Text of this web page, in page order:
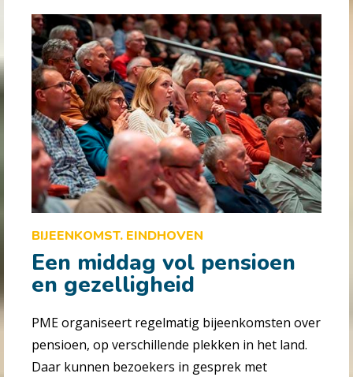
BIJEENKOMST. EINDHOVEN
Een middag vol pensioen
en gezelligheid
PME organiseert regelmatig bijeenkomsten over
pensioen, op verschillende plekken in het land.
Daar kunnen bezoekers in gesprek met